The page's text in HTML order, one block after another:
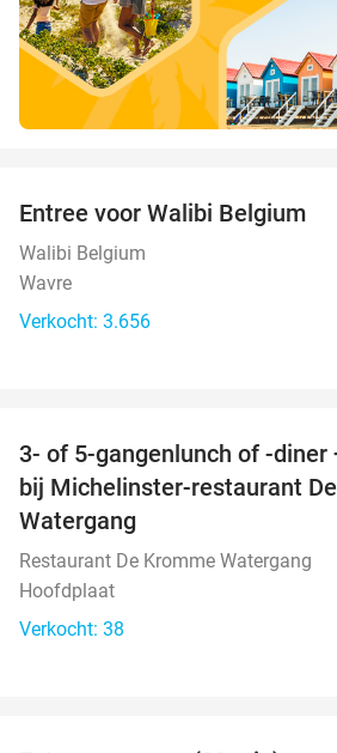
Entree voor Walibi Belgium
Walibi Belgium
Wavre
Verkocht: 3.656
3- of 5-gangenlunch of -diner
bij Michelinster-restaurant
Watergang
Restaurant De Kromme Watergang
Hoofdplaat
Verkocht: 38